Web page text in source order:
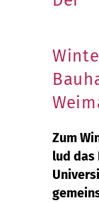
Zum
lud das